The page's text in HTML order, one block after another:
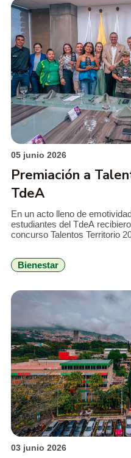
05 junio 2026
Premiación a
TdeA
En un acto lleno de
estudiantes del TdeA
concurso Talentos Territorio
medio de sus
Bienestar
03 junio 2026